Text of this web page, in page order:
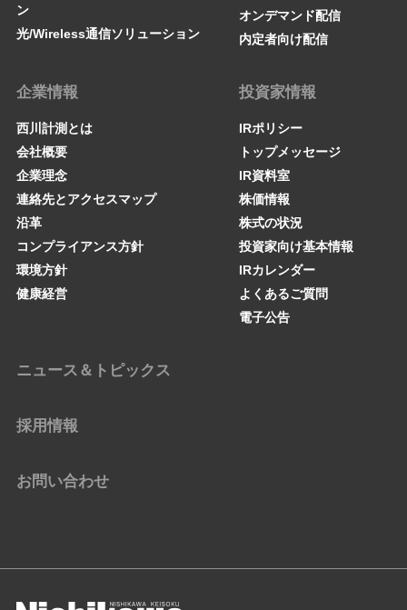
ン
光/Wireless通信ソリューション
オンデマンド配信
内定者向け配信
企業情報
西川計測とは
会社概要
企業理念
連絡先とアクセスマップ
沿革
コンプライアンス方針
環境方針
健康経営
投資家情報
IRポリシー
トップメッセージ
IR資料室
株価情報
株式の状況
投資家向け基本情報
IRカレンダー
よくあるご質問
電子公告
ニュース＆トピックス
採用情報
お問い合わせ